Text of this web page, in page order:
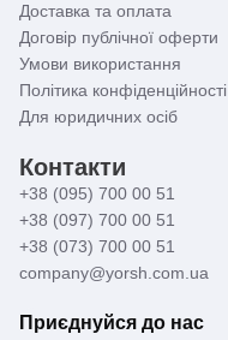
Доставка та оплата
Договір публічної оферти
Умови використання
Політика конфіденційності
Для юридичних осіб
Контакти
+38 (095) 700 00 51
+38 (097) 700 00 51
+38 (073) 700 00 51
company@yorsh.com.ua
Приєднуйся до нас